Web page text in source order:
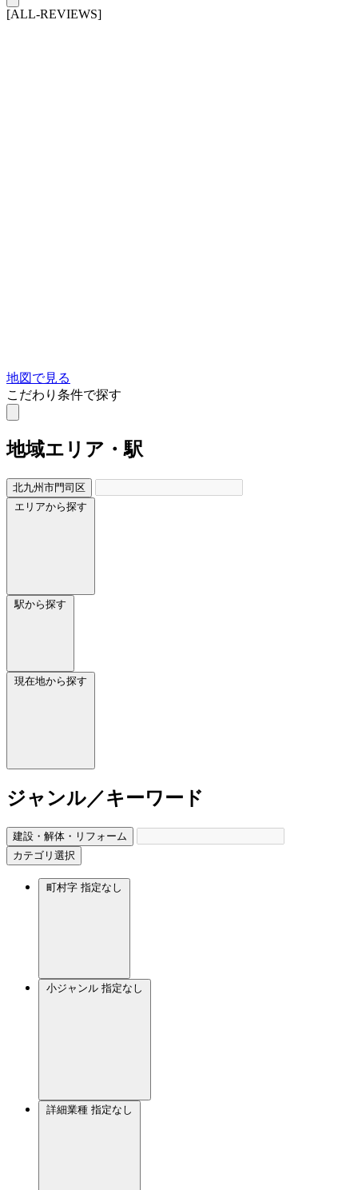
[ALL-REVIEWS]
地図で見る
こだわり条件で探す
地域エリア・駅
北九州市門司区
エリアから探す
駅から探す
現在地から探す
ジャンル／キーワード
建設・解体・リフォーム
カテゴリ選択
町村字 指定なし
小ジャンル 指定なし
詳細業種 指定なし